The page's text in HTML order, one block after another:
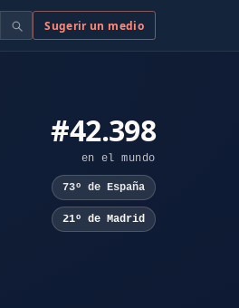
Sugerir un medio
#42.398
en el mundo
73º de España
21º de Madrid